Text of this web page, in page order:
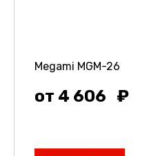
Megami MGM-26
от 4 606